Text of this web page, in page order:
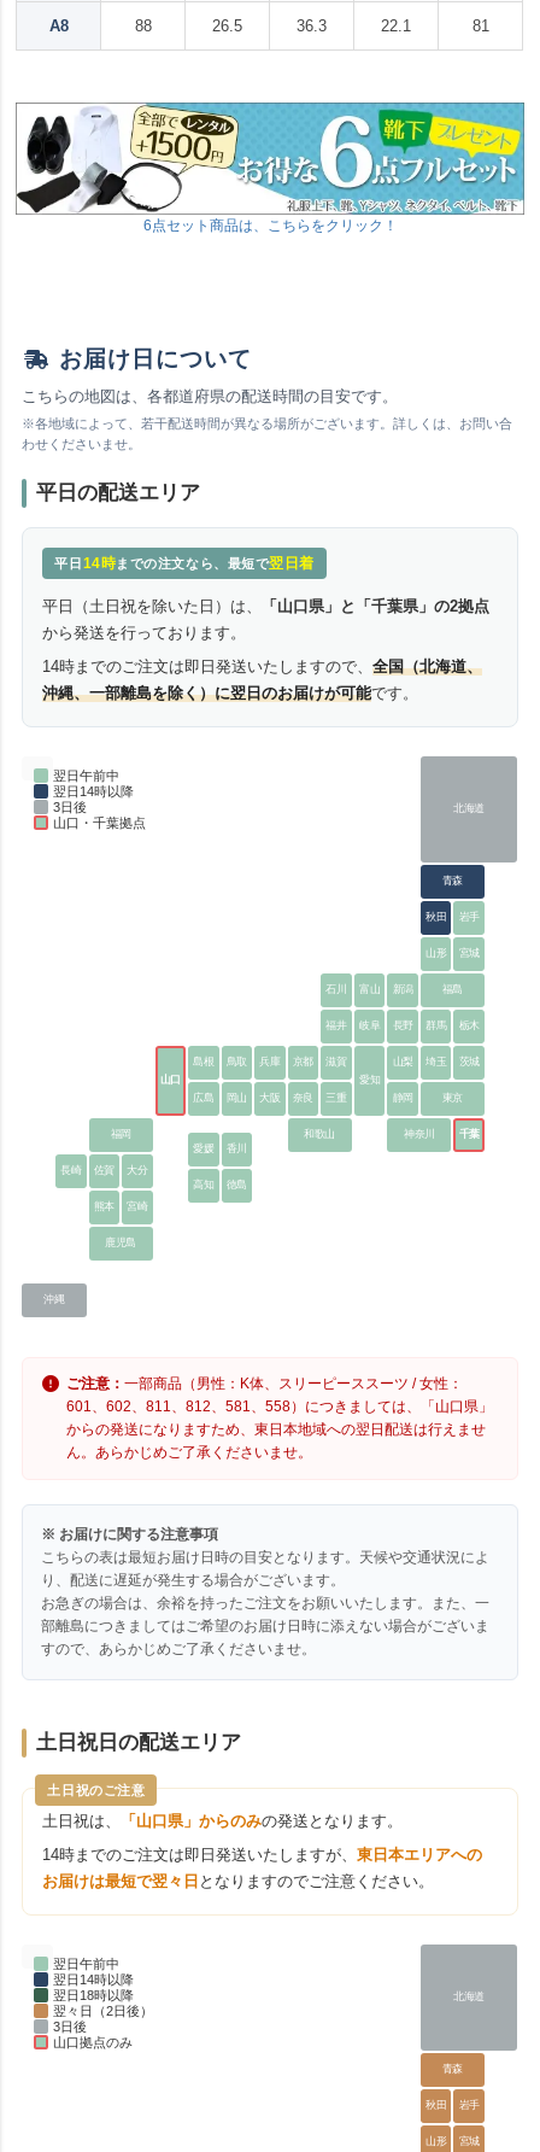
A8 88 26.5 36.3 22.1 81
6点セット商品は、こちらをクリック！
お届け日について
こちらの地図は、各都道府県の配送時間の目安です。
※各地域によって、若干配送時間が異なる場所がございます。詳しくは、お問い合
わせくださいませ。
平日の配送エリア
平日 14時までの注文なら、最短で翌日着
平日（土日祝を除いた日）は、
「山口県」と「千葉県」の2拠点
から発送を行っております。
14時までのご注文は即日発送いたしますので、全国（北海道、
沖縄、一部離島を除く）に翌日のお届けが可能です。
翌日午前中
翌日14時以降
3日後
山口・千葉拠点
北海道
青森
秋田 岩手
山形 宮城
石川 富山 新潟 福島
福井 岐阜 長野 群馬 栃木
山口
島根 鳥取 兵庫 京都
滋賀
愛知
山梨 埼玉 茨城
広島 岡山 大阪 奈良 三重 東京
福岡
愛媛
香川
和歌山
静岡
神奈川 千葉
長崎 佐賀
大分
高知
徳島
熊本
宮崎
鹿児島
沖縄
ご注意：一部商品（男性：K体、スリーピーススーツ / 女性：
601、602、811、812、581、558）につきましては、「山口県」
からの発送になりますため、東日本地域への翌日配送は行えませ
ん。あらかじめご了承くださいませ。
※ お届けに関する注意事項
こちらの表は最短お届け日時の目安となります。天候や交通状況によ
り、配送に遅延が発生する場合がございます。
お急ぎの場合は、余裕を持ったご注文をお願いいたします。また、一
部離島につきましてはご希望のお届け日時に添えない場合がございま
すので、あらかじめご了承くださいませ。
土日祝日の配送エリア
土日祝のご注意
土日祝は、 「山口県」からのみの発送となります。
14時までのご注文は即日発送いたしますが、東日本エリアへの
お届けは最短で翌々日 となりますのでご注意ください。
翌日午前中
翌日14時以降
翌日18時以降
翌々日（2日後）
3日後
山口拠点のみ
北海道
青森
秋田 岩手
山形 宮城